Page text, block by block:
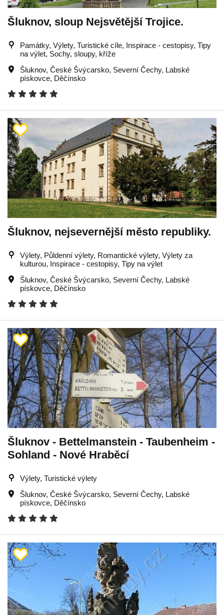
Šluknov, sloup Nejsvětější Trojice.
Památky, Výlety, Turistické cíle, Inspirace - cestopisy, Tipy
na výlet, Sochy, sloupy, kříže
Šluknov, České Švýcarsko, Severní Čechy, Labské
pískovce, Děčínsko
Šluknov, nejsevernější město republiky.
Výlety, Půldenní výlety, Romantické výlety, Výlety za
kulturou, Inspirace - cestopisy, Tipy na výlet
Šluknov, České Švýcarsko, Severní Čechy, Labské
pískovce, Děčínsko
Šluknov - Bettelmanstein - Taubenheim -
Sohland - Nové Hraběcí
Výlety, Turistické výlety
Šluknov, České Švýcarsko, Severní Čechy, Labské
pískovce, Děčínsko